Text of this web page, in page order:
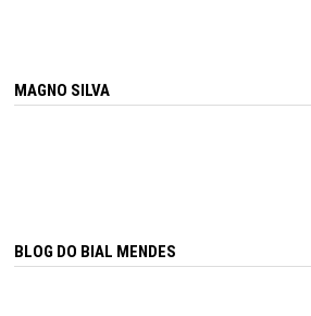
MAGNO SILVA
BLOG DO BIAL MENDES